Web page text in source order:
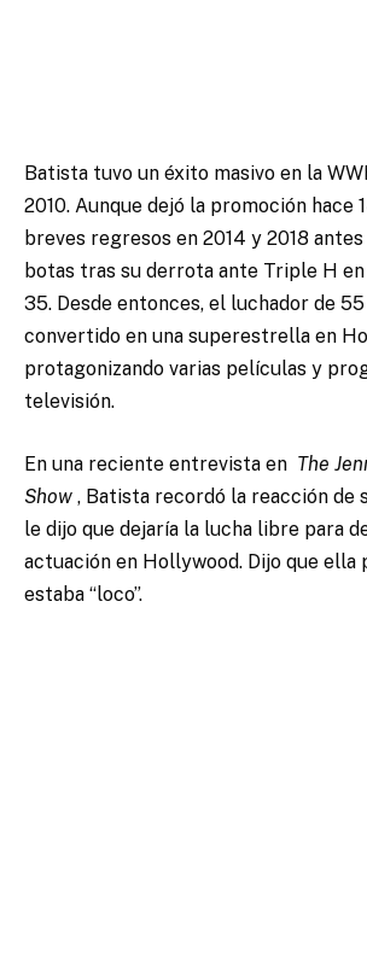
Batista tuvo un éxito masivo en la
2010. Aunque dejó la promoción hace
breves regresos en 2014 y 2018
botas tras su derrota ante Triple H
35. Desde entonces, el luchador de 55
convertido en una superestrella en
protagonizando varias películas y
televisión.
En una reciente entrevista en The
Show , Batista recordó la reacción de
le dijo que dejaría la lucha libre para
actuación en Hollywood. Dijo que ella
estaba “loco”.